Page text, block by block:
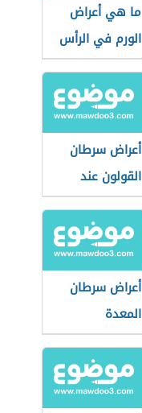
ما هي أعراض
الورم في الرأس
أعراض سرطان
القولون عند
النساء
أعراض سرطان
المعدة